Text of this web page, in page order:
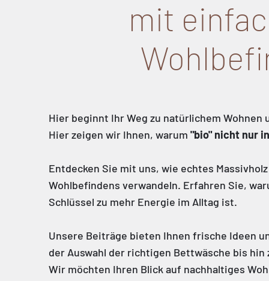
mit
Hier beginnt Ihr Weg zu natürlichem Wohnen
Hier zeigen wir Ihnen, warum "bio" nicht nur
Entdecken Sie mit uns, wie echtes
Wohlbefindens verwandeln. Erfahren Sie,
Schlüssel zu mehr Energie im Alltag ist.
Unsere Beiträge bieten Ihnen frische Ideen
der Auswahl der richtigen Bettwäsche bis
Wir möchten Ihren Blick auf nachhaltiges